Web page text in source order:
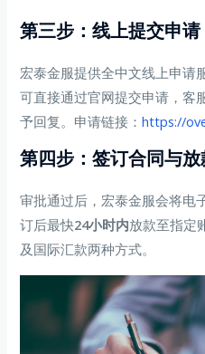
第三步：线上提交申请
宏泰金服提供全中文线上申请
可直接通过官网提交申请，客
予回复。申请链接：https://
第四步：签订合同与
审批通过后，宏泰金服会将电
订后最快24小时内放款至指定
及国际汇款两种方式。